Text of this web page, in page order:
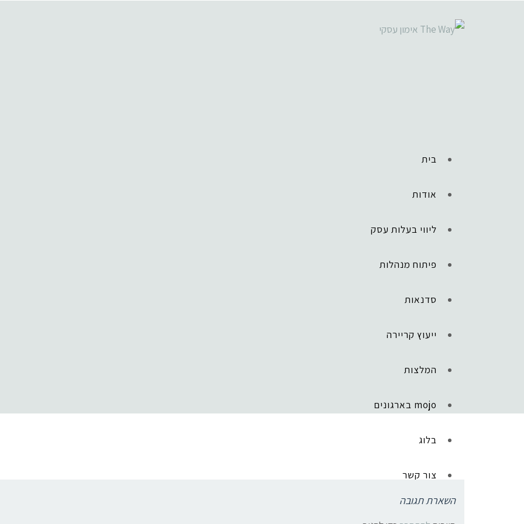
בית
אודות
ליווי בעלות עסק
פיתוח מנהלות
סדנאות
ייעוץ קריירה
המלצות
mojo בארגונים
בלוג
צור קשר
ראשי»דברים שלמדתי»7 יתרונות עסקיים: לעשות את הדבר הבא בעסק גם אם הוא יתברר ככישלון חרוץ
do it
השארת תגובה